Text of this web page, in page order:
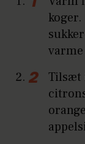
Tilsæt